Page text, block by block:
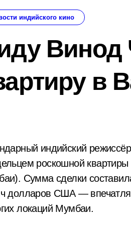
индийского кино
Винод
в
роскошной
Сумма сделки
долларов США —
локаций Мумбаи.